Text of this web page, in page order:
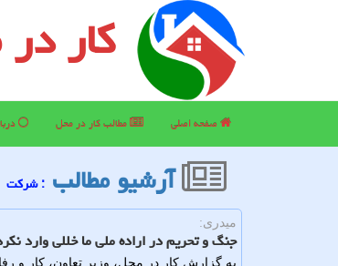
کار
صفحه اصلی مطالب كار در محل
آرشیو مطالب : شركت
میدری:
جنگ و تحریم در اراده ملی ما خللی وارد
به گزارش کار در محل، وزیر تعاون، کار و